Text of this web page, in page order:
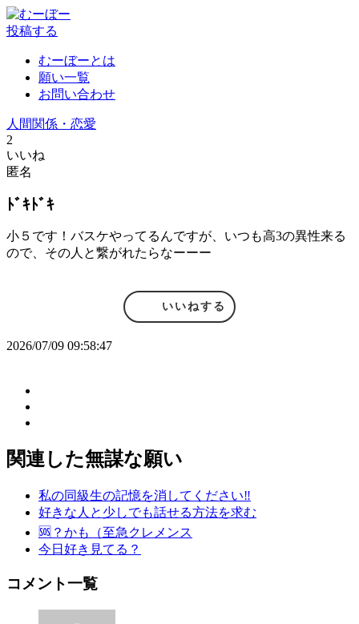
投稿する
むーぼーとは
願い一覧
お問い合わせ
人間関係・恋愛
2
いいね
匿名
ﾄﾞｷﾄﾞｷ
小５です！バスケやってるんですが、いつも高3の異性来る
ので、その人と繋がれたらなーーー
いいねする
2026/07/09 09:58:47
関連した無謀な願い
私の同級生の記憶を消してください‼️
好きな人と少しでも話せる方法を求む
🆘？かも（至急クレメンス
今日好き見てる？
コメント一覧